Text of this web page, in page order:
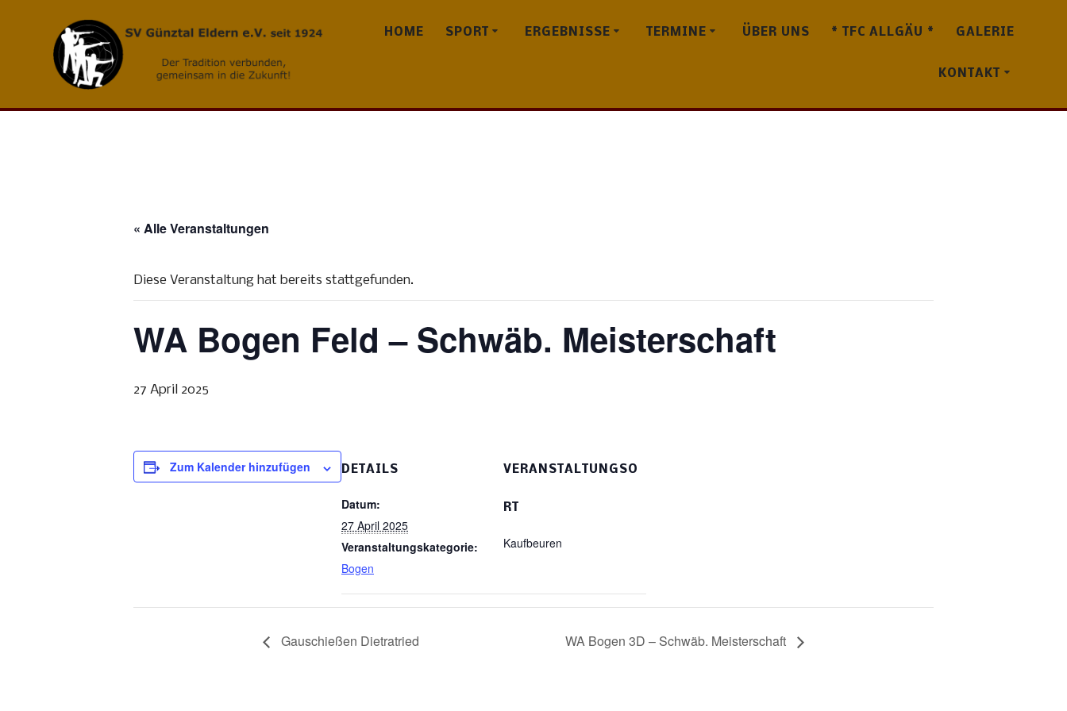
HOME SPORT ERGEBNISSE TERMINE ÜBER UNS * TFC ALLGÄU * GALERIE
KONTAKT
« Alle Veranstaltungen
Diese Veranstaltung hat bereits stattgefunden.
WA Bogen Feld – Schwäb. Meisterschaft
27 April 2025
Zum Kalender hinzufügen DETAILS
Datum:
27 April 2025
Veranstaltungskategorie:
Bogen
VERANSTALTUNGSO
RT
Kaufbeuren
Gauschießen Dietratried WA Bogen 3D – Schwäb. Meisterschaft